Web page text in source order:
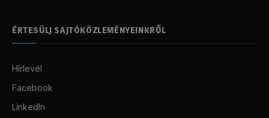
ÉRTESÜLJ SAJTÓKÖZLEMÉNYEINKRŐL
Hírlevél
Facebook
LinkedIn